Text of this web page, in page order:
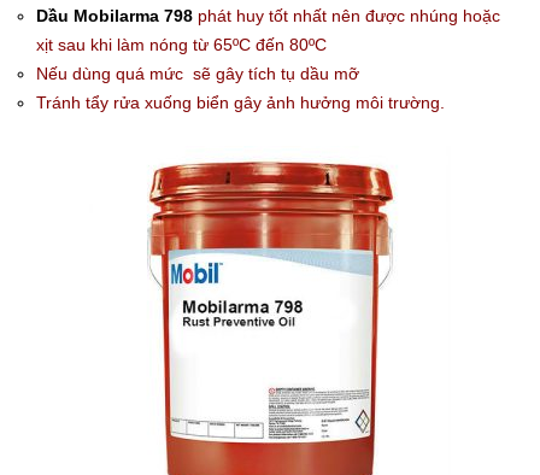
Dầu Mobilarma 798 phát huy tốt nhất nên được nhúng hoặc
xịt sau khi làm nóng từ 65ºC đến 80ºC
Nếu dùng quá mức sẽ gây tích tụ dầu mỡ
Tránh tẩy rửa xuống biển gây ảnh hưởng môi trường.